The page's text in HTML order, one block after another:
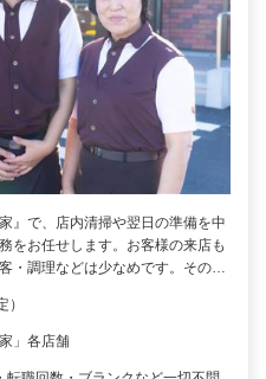
』で、店内清掃や翌日の準備を中
をお任せします。お客様の来店も
・調理などは少なめです。その…
」各店舗